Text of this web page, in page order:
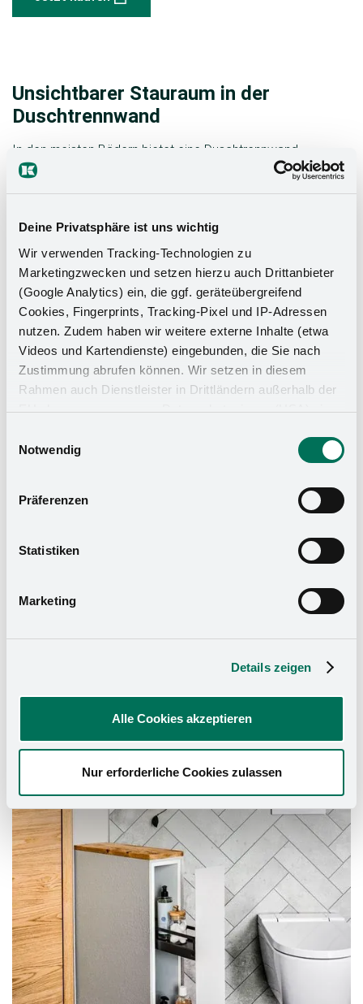
Deine Privatsphäre ist uns wichtig
Wir verwenden Tracking-Technologien zu
Marketingzwecken und setzen hierzu auch Drittanbieter
(Google Analytics) ein, die ggf. geräteübergreifend
Cookies, Fingerprints, Tracking-Pixel und IP-Adressen
nutzen. Zudem haben wir weitere externe Inhalte (etwa
Videos und Kartendienste) eingebunden, die Sie nach
Zustimmung abrufen können. Wir setzen in diesem
Rahmen auch Dienstleister in Drittländern außerhalb der
EU ohne angemessenes Datenschutzniveau (USA) ein,
zu Sicherheits- und Überwachungszwecken zugreifen,
Rechtsmittel einlegen können. Mit Ihrer Einstellung
willigen Sie in die oben beschriebenen Vorgänge ein. Sie
widerrufen. Mehr Informationen finden Sie in unserer
Impressum.
Notwendig
Präferenzen
Statistiken
Marketing
Details zeigen
Alle Cookies akzeptieren
Nur erforderliche Cookies zulassen
Unsichtbarer Stauraum in der
Duschtrennwand
In den meisten Bädern bietet eine Duschtrennwand
den perfekten Rahmen für zwei übereinander
verbaute bathBOXEN. Schaffe unsichtbaren Stauraum
Schöner kann man eine Duschwand nicht nutzen –
und schon gar nicht effizienter.
Effektiv genutzte Schamwand
Die bathBOX lässt sich nahtlos in Wände integrieren
und fügt sich vollständig in die Architektur des
fast unsichtbar. Die bathBOX bietet zusätzlichen
Stauraum an Stellen, die sonst ungenutzt blieben.